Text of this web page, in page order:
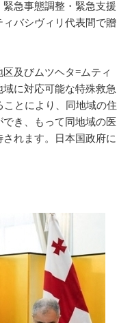
急事態調整・緊急支援
バシヴィリ代表間で贈
及びムツヘタ=ムティ
に対応可能な特殊救急
とにより、同地域の住
き、もって同地域の医
れます。日本国政府に